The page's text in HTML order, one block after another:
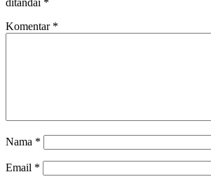
Komentar *
Nama *
Email *